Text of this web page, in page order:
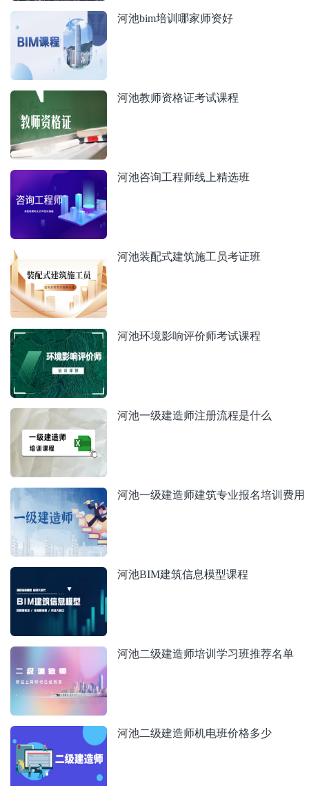
河池bim培训哪家师资好
河池教师资格证考试课程
河池咨询工程师线上精选班
河池装配式建筑施工员考证班
河池环境影响评价师考试课程
河池一级建造师注册流程是什么
河池一级建造师建筑专业报名培训费用
河池BIM建筑信息模型课程
河池二级建造师培训学习班推荐名单
河池二级建造师机电班价格多少